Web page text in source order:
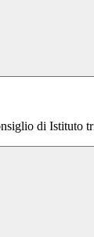
di Istituto